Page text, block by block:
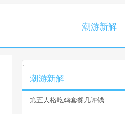
潮游新解
.
潮游新解
第五人格吃鸡套餐几许钱